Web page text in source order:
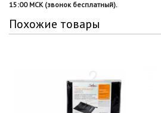
15:00 МСК (звонок бесплатный).
Похожие товары